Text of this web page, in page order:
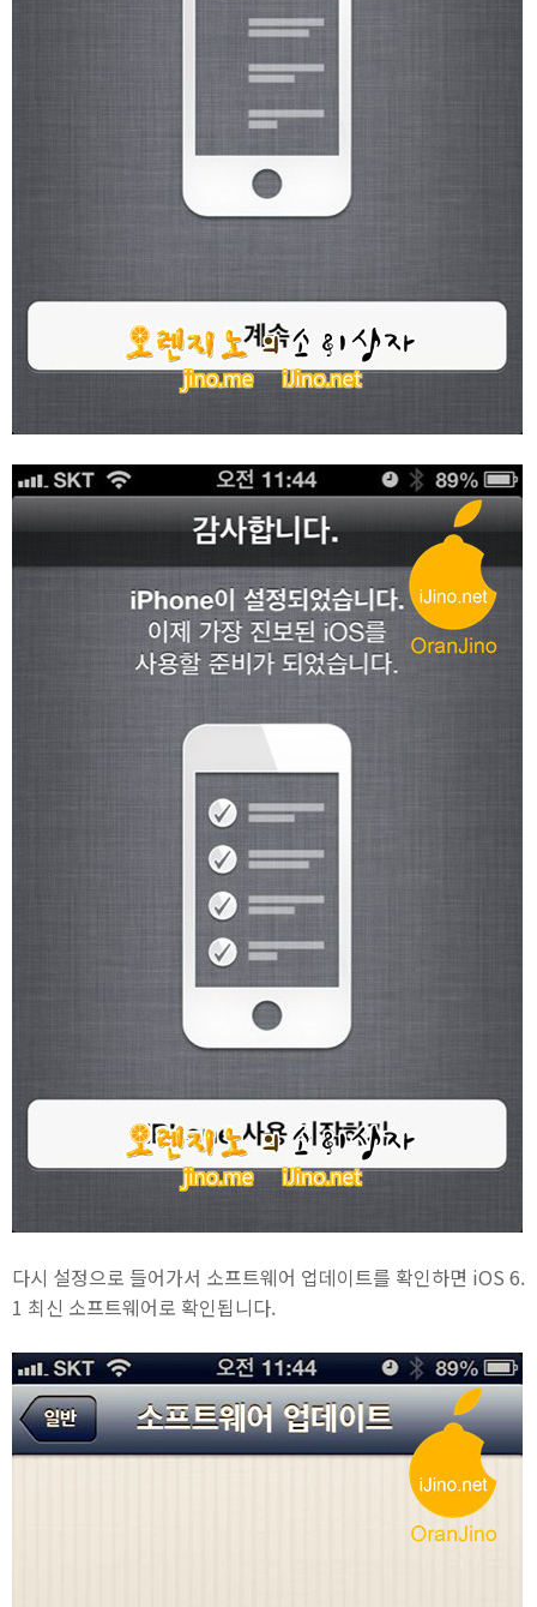
다시 설정으로 들어가서 소프트웨어 업데이트를 확인하면 iOS 6.
1 최신 소프트웨어로 확인됩니다.